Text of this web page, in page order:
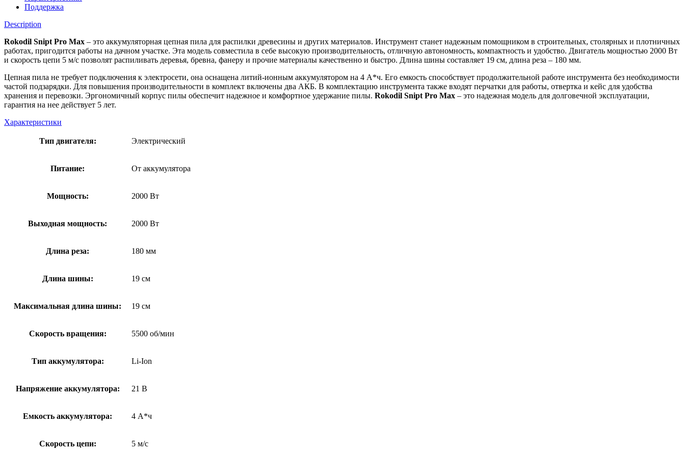
Pro
Max
quantity
Поддержка
Description
Rokodil Snipt Pro Max – это аккумуляторная цепная пила для распилки древесины и других материалов. Инструмент станет надежным помощником в строительных, столярных и плотничных
работах, пригодится работы на дачном участке. Эта модель совместила в себе высокую производительность, отличную автономность, компактность и удобство. Двигатель мощностью 2000 Вт
и скорость цепи 5 м/с позволят распиливать деревья, бревна, фанеру и прочие материалы качественно и быстро. Длина шины составляет 19 см, длина реза – 180 мм.
Цепная пила не требует подключения к электросети, она оснащена литий-ионным аккумулятором на 4 А*ч. Его емкость способствует продолжительной работе инструмента без необходимости
частой подзарядки. Для повышения производительности в комплект включены два АКБ. В комплектацию инструмента также входят перчатки для работы, отвертка и кейс для удобства
хранения и перевозки. Эргономичный корпус пилы обеспечит надежное и комфортное удержание пилы. Rokodil Snipt Pro Max – это надежная модель для долговечной эксплуатации,
гарантия на нее действует 5 лет.
Характеристики
Тип двигателя: Электрический
Питание: От аккумулятора
Мощность: 2000 Вт
Выходная мощность: 2000 Вт
Длина реза: 180 мм
Длина шины: 19 см
Максимальная длина шины: 19 см
Скорость вращения: 5500 об/мин
Тип аккумулятора: Li-Ion
Напряжение аккумулятора: 21 В
Емкость аккумулятора: 4 А*ч
Скорость цепи: 5 м/с